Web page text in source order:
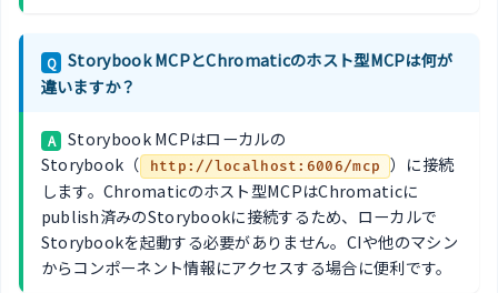
Q
Storybook MCPとChromaticのホスト型MCPは何が
違いますか？
A
Storybook MCPはローカルの
Storybook（
http://localhost:6006/mcp
）に接続
します。Chromaticのホスト型MCPはChromaticに
publish済みのStorybookに接続するため、ローカルで
Storybookを起動する必要がありません。CIや他のマシン
からコンポーネント情報にアクセスする場合に便利です。